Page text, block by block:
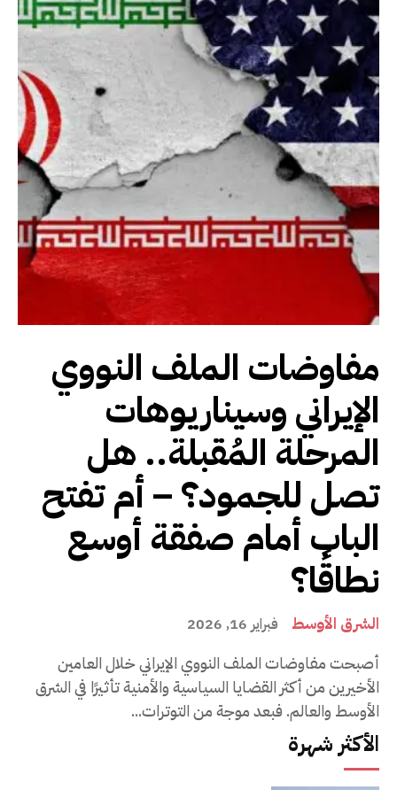
مفاوضات الملف النووي
الإيراني وسيناريوهات
المرحلة المُقبلة.. هل
تصل للجمود؟ – أم تفتح
الباب أمام صفقة أوسع
نطاقًا؟
الشرق الأوسط فبراير 16, 2026
أصبحت مفاوضات الملف النووي الإيراني خلال العامين
الأخيرين من أكثر القضايا السياسية والأمنية تأثيرًا في الشرق
الأوسط والعالم. فبعد موجة من التوترات...
الأكثر شهرة